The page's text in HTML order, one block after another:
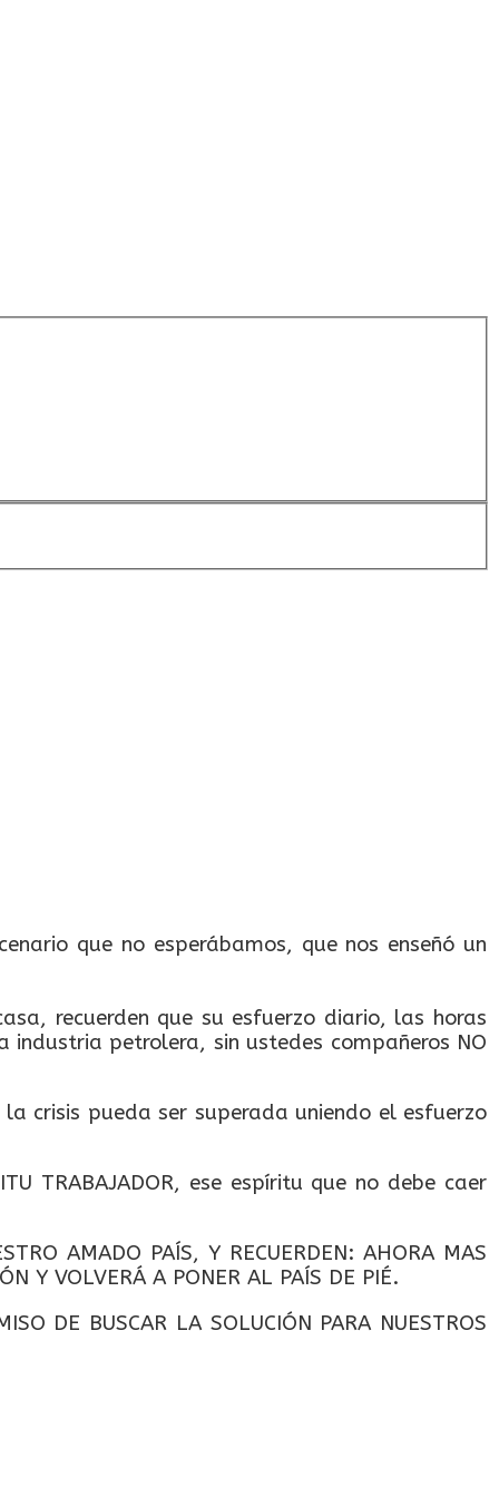
que no esperábamos, que nos enseñó un
recuerden que su esfuerzo diario, las horas
industria petrolera, sin ustedes compañeros NO
crisis pueda ser superada uniendo el esfuerzo
TRABAJADOR, ese espíritu que no debe caer
AMADO PAÍS, Y RECUERDEN: AHORA MAS
Y VOLVERÁ A PONER AL PAÍS DE PIÉ.
DE BUSCAR LA SOLUCIÓN PARA NUESTROS